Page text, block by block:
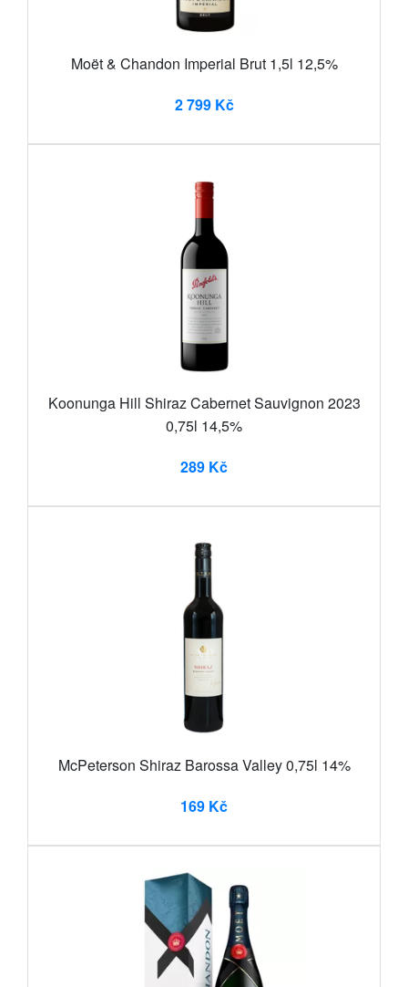
Moët & Chandon Imperial Brut 1,5l 12,5%
2 799 Kč
Koonunga Hill Shiraz Cabernet Sauvignon 2023
0,75l 14,5%
289 Kč
McPeterson Shiraz Barossa Valley 0,75l 14%
169 Kč